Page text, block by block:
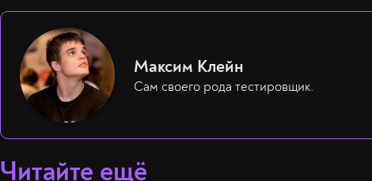
Максим Клейн
Сам своего рода тестировщик.
Читайте ещё